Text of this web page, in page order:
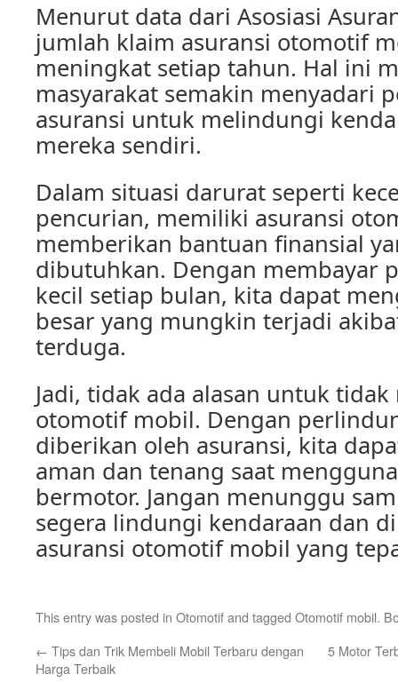
Menurut data dari Asosiasi
jumlah klaim asuransi otomotif
meningkat setiap tahun. Hal ini
masyarakat semakin menyadari
asuransi untuk melindungi
mereka sendiri.
Dalam situasi darurat seperti
pencurian, memiliki asuransi
memberikan bantuan finansial
dibutuhkan. Dengan membayar
kecil setiap bulan, kita dapat
besar yang mungkin terjadi
terduga.
Jadi, tidak ada alasan untuk
otomotif mobil. Dengan
diberikan oleh asuransi, kita
aman dan tenang saat
bermotor. Jangan menunggu
segera lindungi kendaraan dan
asuransi otomotif mobil yang
This entry was posted in Otomotifand tagged Otomotif mobil.
← Tips dan Trik Membeli Mobil Terbaru dengan
Harga Terbaik
5 Motor